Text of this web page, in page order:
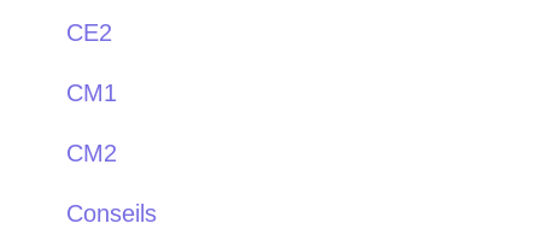
CE2
CM1
CM2
Conseils